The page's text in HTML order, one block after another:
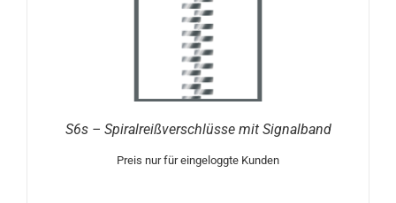
S6s – Spiralreißverschlüsse mit Signalband
Preis nur für eingeloggte Kunden